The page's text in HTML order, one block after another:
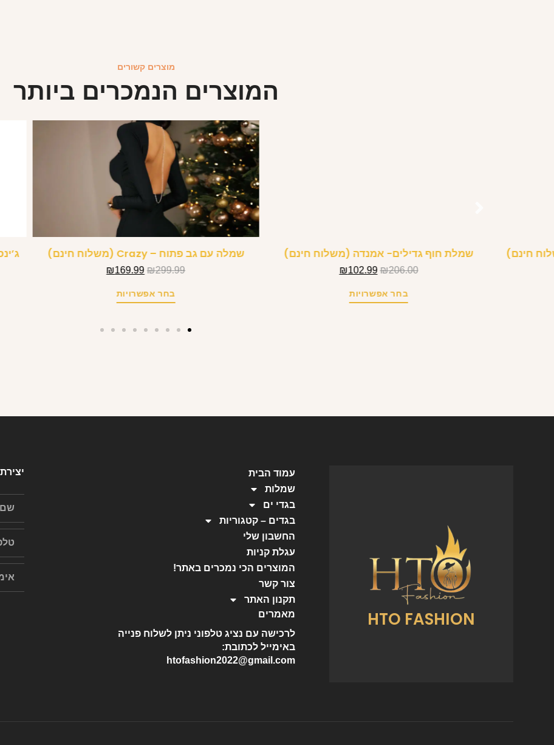
מוצרים קשורים
המוצרים הנמכרים ביותר
חינם) שמלת חוף גדילים- אמנדה (משלוח חינם)
₪206.00
₪102.99
בחר אפשרויות
שמלה עם גב פתוח – Crazy (משלוח חינם)
₪299.99
₪169.99
בחר אפשרויות
HTO FASHION
עמוד הבית
שמלות
בגדי ים
בגדים – קטגוריות
החשבון שלי
עגלת קניות
המוצרים הכי נמכרים באתר!
צור קשר
תקנון האתר
מאמרים
לרכישה עם נציג טלפוני ניתן לשלוח פנייה
באימייל לכתובת:
htofashion2022@gmail.com